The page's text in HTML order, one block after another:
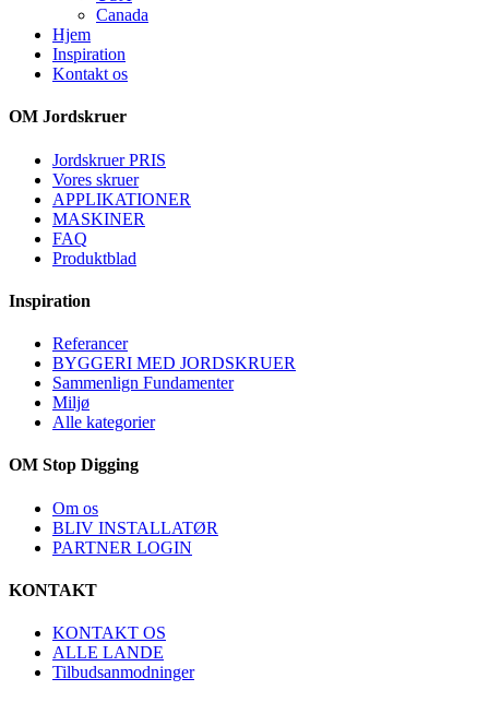
Canada
Hjem
Inspiration
Kontakt os
OM Jordskruer
Jordskruer PRIS
Vores skruer
APPLIKATIONER
MASKINER
FAQ
Produktblad
Inspiration
Referancer
BYGGERI MED JORDSKRUER
Sammenlign Fundamenter
Miljø
Alle kategorier
OM Stop Digging
Om os
BLIV INSTALLATØR
PARTNER LOGIN
KONTAKT
KONTAKT OS
ALLE LANDE
Tilbudsanmodninger